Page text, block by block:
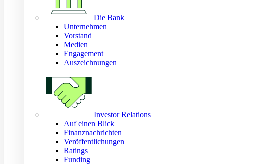
Die Bank
Unternehmen
Vorstand
Medien
Engagement
Auszeichnungen
Investor Relations
Auf einen Blick
Finanznachrichten
Veröffentlichungen
Ratings
Funding